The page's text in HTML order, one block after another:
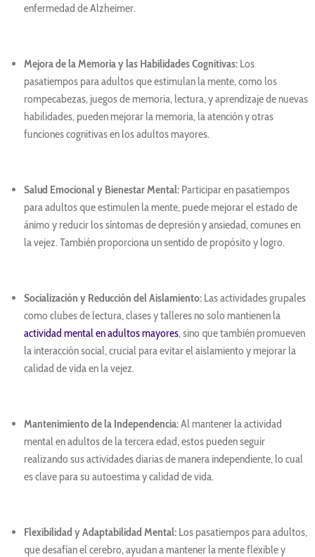
enfermedad de Alzheimer.
Mejora de la Memoria y las Habilidades Cognitivas: Los
pasatiempos para adultos que estimulan la mente, como los
rompecabezas, juegos de memoria, lectura, y aprendizaje de nuevas
habilidades, pueden mejorar la memoria, la atención y otras
funciones cognitivas en los adultos mayores.
Salud Emocional y Bienestar Mental: Participar en pasatiempos
para adultos que estimulen la mente, puede mejorar el estado de
ánimo y reducir los síntomas de depresión y ansiedad, comunes en
la vejez. También proporciona un sentido de propósito y logro.
Socialización y Reducción del Aislamiento: Las actividades grupales
como clubes de lectura, clases y talleres no solo mantienen la
actividad mental en adultos mayores, sino que también promueven
la interacción social, crucial para evitar el aislamiento y mejorar la
calidad de vida en la vejez.
Mantenimiento de la Independencia:Al mantener la actividad
mental en adultos de la tercera edad, estos pueden seguir
realizando sus actividades diarias de manera independiente, lo cual
es clave para su autoestima y calidad de vida.
Flexibilidad y Adaptabilidad Mental: Los pasatiempos para adultos,
que desafían el cerebro, ayudan a mantener la mente flexible y